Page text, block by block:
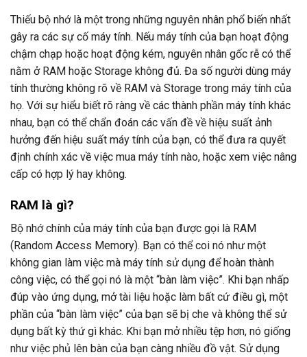
Thiếu bộ nhớ là một trong những nguyên nhân phổ biến nhất
gây ra các sự cố máy tính. Nếu máy tính của bạn hoạt động
chậm chạp hoặc hoạt động kém, nguyên nhân gốc rễ có thể
nằm ở RAM hoặc Storage không đủ. Đa số người dùng máy
tính thường không rõ về RAM và Storage trong máy tính của
họ. Với sự hiểu biết rõ ràng về các thành phần máy tính khác
nhau, bạn có thể chẩn đoán các vấn đề về hiệu suất ảnh
hưởng đến hiệu suất máy tính của bạn, có thể đưa ra quyết
định chính xác về việc mua máy tính nào, hoặc xem việc nâng
cấp có hợp lý hay không.
RAM là gì?
Bộ nhớ chính của máy tính của bạn được gọi là RAM
(Random Access Memory). Bạn có thể coi nó như một
không gian làm việc mà máy tính sử dụng để hoàn thành
công việc, có thể gọi nó là một “bàn làm việc”. Khi bạn nhấp
đúp vào ứng dụng, mở tài liệu hoặc làm bất cứ điều gì, một
phần của “bàn làm việc” của bạn sẽ bị che và không thể sử
dụng bất kỳ thứ gì khác. Khi bạn mở nhiều tệp hơn, nó giống
như việc phủ lên bàn của bạn càng nhiều đồ vật. Sử dụng